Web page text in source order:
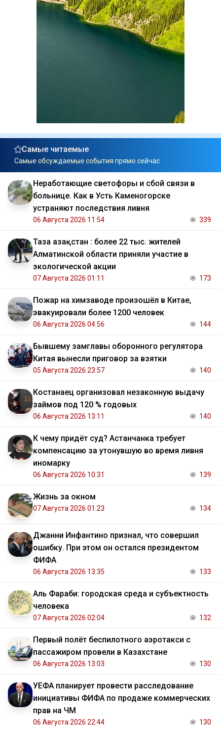
Самые читаемые
Самые обсуждаемые события прямо сейчас
Неработающие светофоры и сбой связи в
больнице. Как в Усть Каменогорске
устраняют последствия ливня
06 Августа 2026 11:54 339
Таза Қазақстан : более 22 тыс. жителей
Алматинской области приняли участие в
экологической акции
07 Августа 2026 01:11 173
Пожар на химзаводе произошёл в Китае,
эвакуировали более 1200 человек
06 Августа 2026 04:56 144
Бывшему замглавы оборонного регулятора
Китая вынесли приговор за взятки
05 Августа 2026 23:57 140
Костанаец организовал незаконную выдачу
займов под 120 % годовых
06 Августа 2026 13:11 140
К чему придёт суд? Астанчанка требует
компенсацию за утонувшую во время ливня
иномарку
06 Августа 2026 10:31 139
Жизнь за окном
07 Августа 2026 01:23 134
Джанни Инфантино признал, что совершил
ошибку. При этом он остался президентом
ФИФА
06 Августа 2026 13:35 133
Аль Фараби: городская среда и субъектность
человека
07 Августа 2026 02:04 132
Первый полёт беспилотного аэротакси с
пассажиром провели в Казахстане
06 Августа 2026 13:03 130
УЕФА планирует провести расследование
инициативы ФИФА по продаже коммерческих
прав на ЧМ
06 Августа 2026 22:44 130